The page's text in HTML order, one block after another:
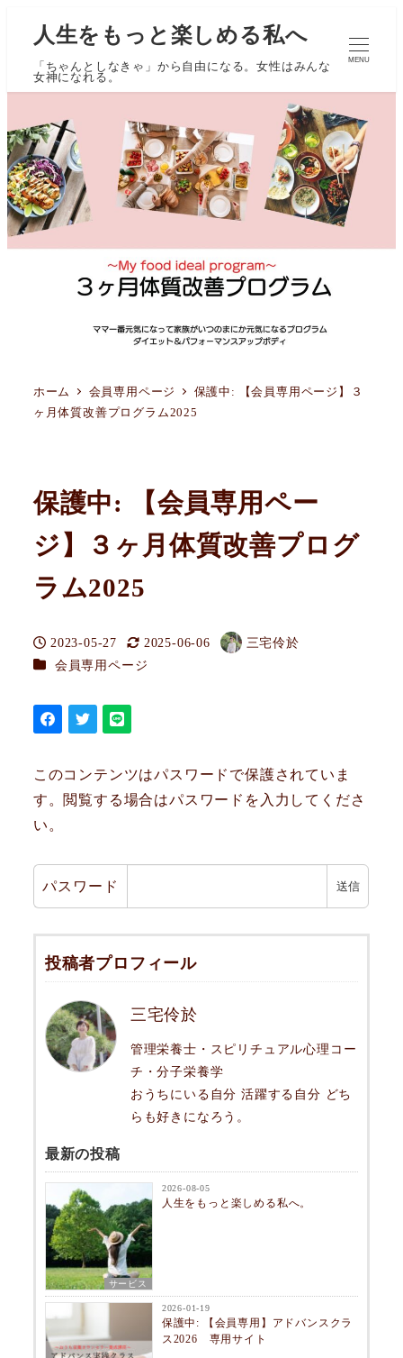
人生をもっと楽しめる私へ
「ちゃんとしなきゃ」から自由になる。女性はみんな
女神になれる。
MENU
ホーム 会員専用ページ
保護中: 【会員専用ページ】３
ヶ月体質改善プログラム2025
保護中: 【会員専用ペー
ジ】３ヶ月体質改善プログ
ラム2025
投稿日
2023-05-27
更新日
2025-06-06
著
三宅伶於
カテゴリー
会員専用ページ
このコンテンツはパスワードで保護されていま
す。閲覧する場合はパスワードを入力してくださ
い。
パスワード
投稿者プロフィール
三宅伶於
管理栄養士・スピリチュアル心理コー
チ・分子栄養学
おうちにいる自分 活躍する自分 どち
らも好きになろう。
最新の投稿
サービス
2026-08-05
人生をもっと楽しめる私へ。
2026-01-19
保護中: 【会員専用】アドバンスクラ
ス2026 専用サイト